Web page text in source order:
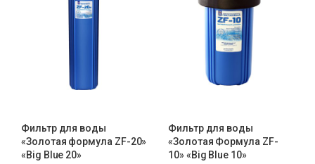
Фильтр для воды
«Золотая формула ZF-20»
«Big Blue 20»
Фильтр для воды
«Золотая Формула ZF-
10» «Big Blue 10»